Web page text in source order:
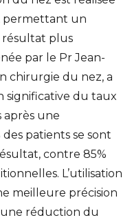
permettant un
plus
par le Pr Jean-
chirurgie du nez, a
du taux
après une
patients se sont
contre 85%
L’utilisation
meilleure précision
réduction du